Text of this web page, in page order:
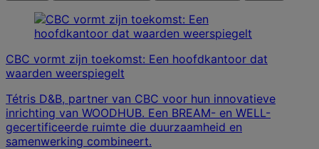
CBC vormt zijn toekomst: Een hoofdkantoor dat
waarden weerspiegelt
Tétris D&B, partner van CBC voor hun innovatieve
inrichting van WOODHUB. Een BREAM- en WELL-
gecertificeerde ruimte die duurzaamheid en
samenwerking combineert.